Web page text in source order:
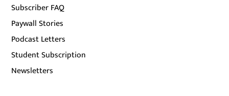
Subscriber FAQ
Paywall Stories
Podcast Letters
Student Subscription
Newsletters